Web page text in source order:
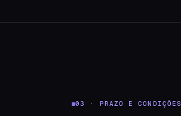
03 · PRAZO E CONDIÇÕES